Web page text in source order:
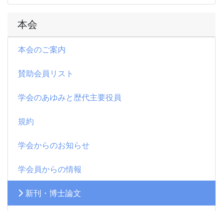
本会
本会のご案内
賛助会員リスト
学会のあゆみと歴代主要役員
規約
学会からのお知らせ
学会員からの情報
新刊・博士論文